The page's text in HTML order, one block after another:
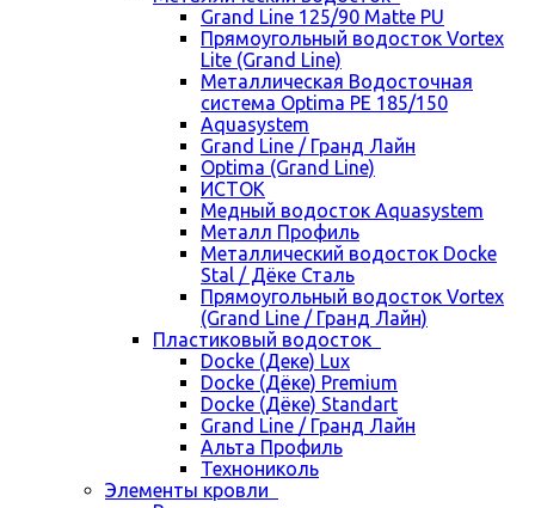
Grand Line 125/90 Matte PU
Прямоугольный водосток Vortex
Lite (Grand Line)
Металлическая Водосточная
система Optima PE 185/150
Aquasystem
Grand Line / Гранд Лайн
Optima (Grand Line)
ИСТОК
Медный водосток Aquasystem
Металл Профиль
Металлический водосток Docke
Stal / Дёке Сталь
Прямоугольный водосток Vortex
(Grand Line / Гранд Лайн)
Пластиковый водосток
Docke (Деке) Lux
Docke (Дёке) Premium
Docke (Дёке) Standart
Grand Line / Гранд Лайн
Альта Профиль
Технониколь
Элементы кровли